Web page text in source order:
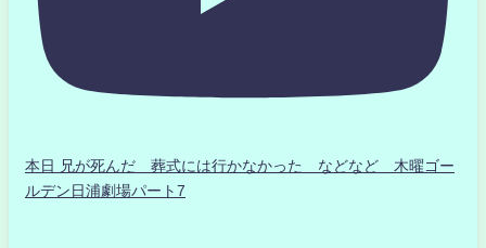
本日 兄が死んだ 葬式には行かなかった などなど 木曜ゴー
ルデン日浦劇場パート7